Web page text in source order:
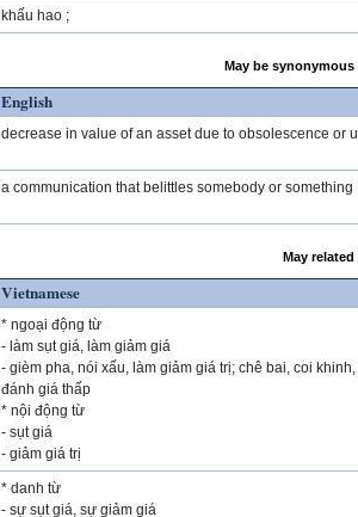
khấu hao ;
May be
English
decrease in value of an asset due to obsolescence or
a communication that belittles somebody or something
May
Vietnamese
* ngoại động từ
- làm sụt giá, làm giảm giá
- gièm pha, nói xấu, làm giảm giá trị; chê bai, coi khinh,
đánh giá thấp
* nội động từ
- sụt giá
- giảm giá trị
* danh từ
- sự sụt giá, sự giảm giá